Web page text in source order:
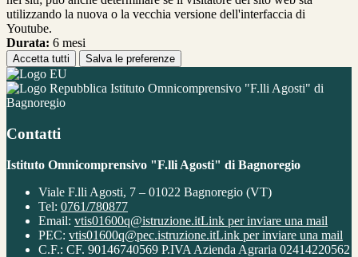
utilizzando la nuova o la vecchia versione dell'interfaccia di
Youtube.
Durata: 6 mesi
Accetta tutti Salva le preferenze
Istituto Omnicomprensivo "F.lli Agosti" di
Bagnoregio
Contatti
Istituto Omnicomprensivo "F.lli Agosti" di Bagnoregio
Viale F.lli Agosti, 7 – 01022 Bagnoregio (VT)
Tel: 0761/780877
Email: vtis01600q@istruzione.itLink per inviare una mail
PEC: vtis01600q@pec.istruzione.itLink per inviare una mail
C.F.: CF. 90146740569 P.IVA Azienda Agraria 02414220562